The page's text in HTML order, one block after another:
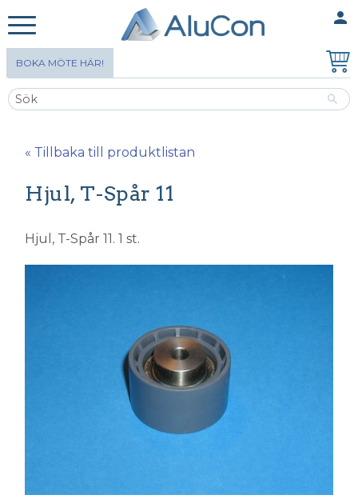
person
BOKA MÖTE HÄR!
« Tillbaka till produktlistan
Hjul, T-Spår 11
Hjul, T-Spår 11. 1 st.